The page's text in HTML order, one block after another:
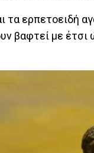
τα ερπετοειδή
βαφτεί με